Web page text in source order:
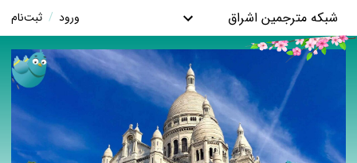
شبکه مترجمین اشراق ورود / ثبت‌نام